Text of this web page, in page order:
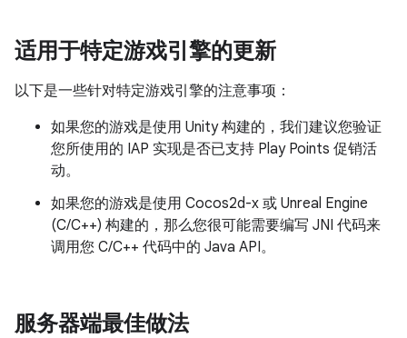
适用于特定游戏引擎的更新
以下是一些针对特定游戏引擎的注意事项：
如果您的游戏是使用 Unity 构建的，我们建议您验证
您所使用的 IAP 实现是否已支持 Play Points 促销活
动。
如果您的游戏是使用 Cocos2d-x 或 Unreal Engine
(C/C++) 构建的，那么您很可能需要编写 JNI 代码来
调用您 C/C++ 代码中的 Java API。
服务器端最佳做法